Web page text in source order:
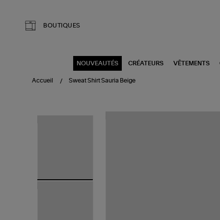
BOUTIQUES
NOUVEAUTÉS CRÉATEURS VÊTEMENTS
Accueil Sweat Shirt Sauria Beige